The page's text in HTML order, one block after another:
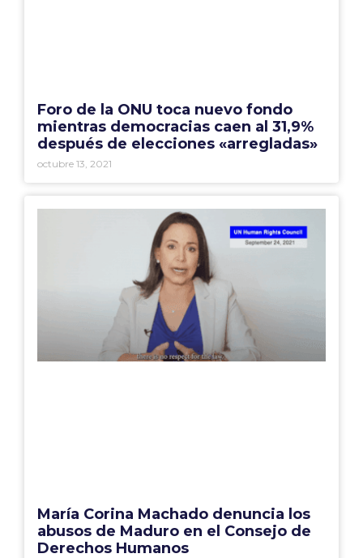
Foro de la ONU toca nuevo fondo
mientras democracias caen al 31,9%
después de elecciones «arregladas»
octubre 13, 2021
María Corina Machado denuncia los
abusos de Maduro en el Consejo de
Derechos Humanos